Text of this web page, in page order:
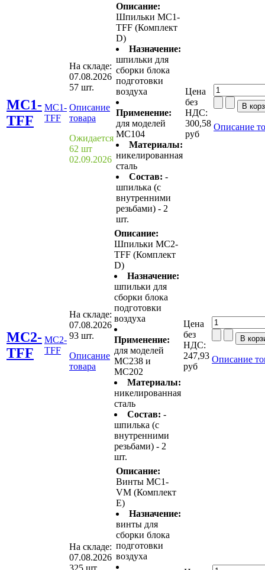
MC1-
TFF
MC1-
TFF
На складе:
07.08.2026
57 шт.
Описание
товара
Ожидается
62 шт
02.09.2026
Описание:
Шпильки MC1-
TFF (Комплект
D)
Назначение:
шпильки для
сборки блока
подготовки
воздуха
Применение:
для моделей
MC104
Материалы:
никелированная
сталь
Состав: -
шпилька (с
внутренними
резьбами) - 2
шт.
Цена
без
НДС:
300,58
руб
Описание
MC2-
TFF
MC2-
TFF
На складе:
07.08.2026
93 шт.
Описание
товара
Описание:
Шпильки MC2-
TFF (Комплект
D)
Назначение:
шпильки для
сборки блока
подготовки
воздуха
Применение:
для моделей
MC238 и
MC202
Материалы:
никелированная
сталь
Состав: -
шпилька (с
внутренними
резьбами) - 2
шт.
Цена
без
НДС:
247,93
руб
Описание
На складе:
07.08.2026
325 шт.
Описание:
Винты MC1-
VM (Комплект
Е)
Назначение:
винты для
сборки блока
подготовки
воздуха